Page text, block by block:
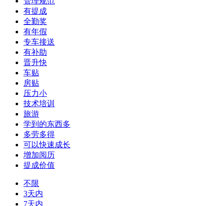
有提成
全勤奖
有年假
专车接送
有补助
晋升快
车贴
房贴
压力小
技术培训
旅游
学到的东西多
多劳多得
可以快速成长
增加阅历
提成价值
不限
3天内
7天内